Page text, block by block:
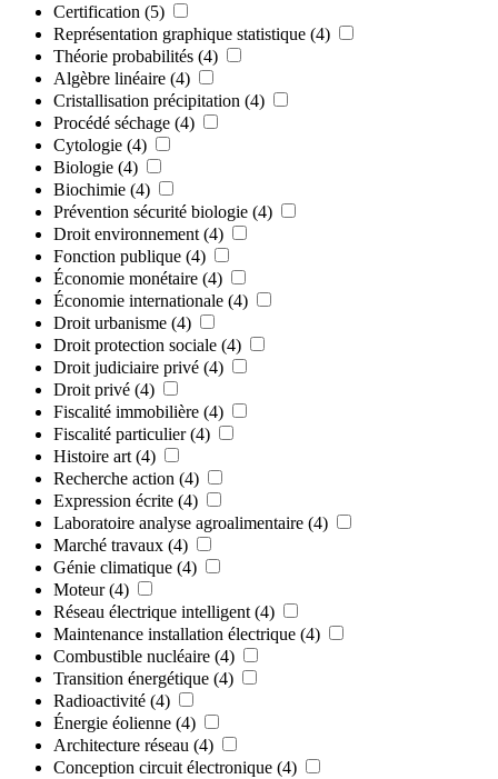
Certification (5)
Représentation graphique statistique (4)
Théorie probabilités (4)
Algèbre linéaire (4)
Cristallisation précipitation (4)
Procédé séchage (4)
Cytologie (4)
Biologie (4)
Biochimie (4)
Prévention sécurité biologie (4)
Droit environnement (4)
Fonction publique (4)
Économie monétaire (4)
Économie internationale (4)
Droit urbanisme (4)
Droit protection sociale (4)
Droit judiciaire privé (4)
Droit privé (4)
Fiscalité immobilière (4)
Fiscalité particulier (4)
Histoire art (4)
Recherche action (4)
Expression écrite (4)
Laboratoire analyse agroalimentaire (4)
Marché travaux (4)
Génie climatique (4)
Moteur (4)
Réseau électrique intelligent (4)
Maintenance installation électrique (4)
Combustible nucléaire (4)
Transition énergétique (4)
Radioactivité (4)
Énergie éolienne (4)
Architecture réseau (4)
Conception circuit électronique (4)